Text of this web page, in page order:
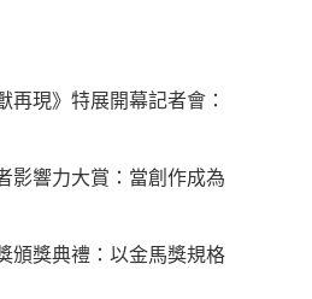
現》特展開幕記者會：
影響力大賞：當創作成為
頒獎典禮：以金馬獎規格